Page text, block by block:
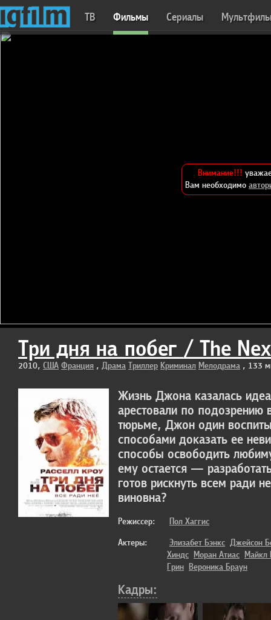
ТВ Фильмы Сериалы
Внимание!!!
Вам необходимо
Три дня на побег / The
2010, США Франция , Драма Триллер Криминал Мелодрама , 133
Жизнь Джона казалась
арестовали по подозрению
тюрьме, Джон один
способами доказать ее
способы освободить
ему остается —
готов рискнуть всем ради
виновна?
Режиссер:
Пол Хаггис
Актеры:
Элизабет Бэнкс Джейсон
Хиндс Моран Атиас Майкл
Грин Вероника Браун
Кадры: